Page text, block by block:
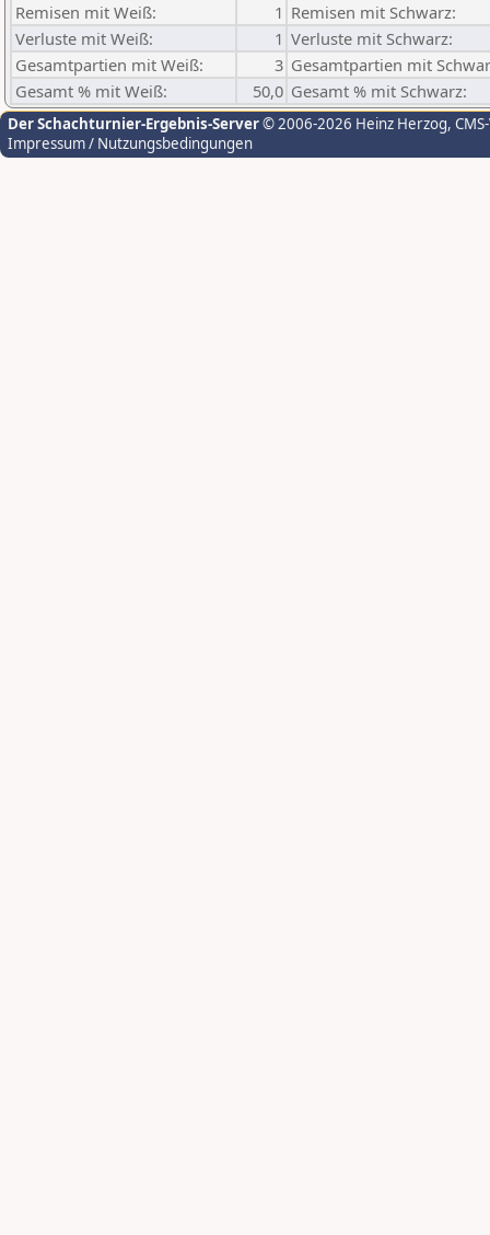
Remisen mit Weiß:
1 Remisen mit Schwarz:
Verluste mit Weiß:
1 Verluste mit Schwarz:
Gesamtpartien mit Weiß:
3 Gesamtpartien mit
Gesamt % mit Weiß:
50,0 Gesamt % mit Schwarz:
Der Schachturnier-Ergebnis-Server© 2006-2026 Heinz Herzog,
Impressum / Nutzungsbedingungen